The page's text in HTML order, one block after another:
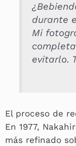
durante
Mi
evitarlo.
El proceso de
En 1977,
más refinado